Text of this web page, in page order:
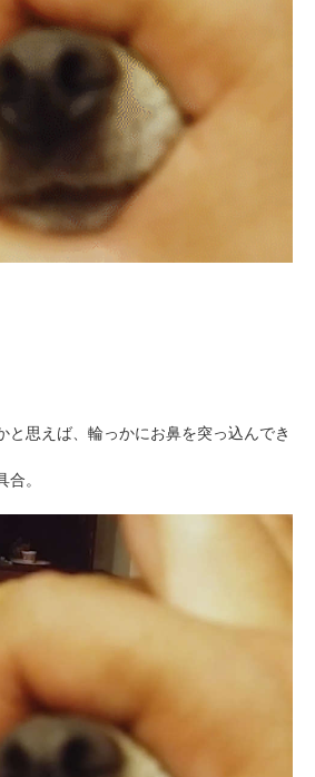
と思えば、輪っかにお鼻を突っ込んでき
。
プリをダウンロード済みの方